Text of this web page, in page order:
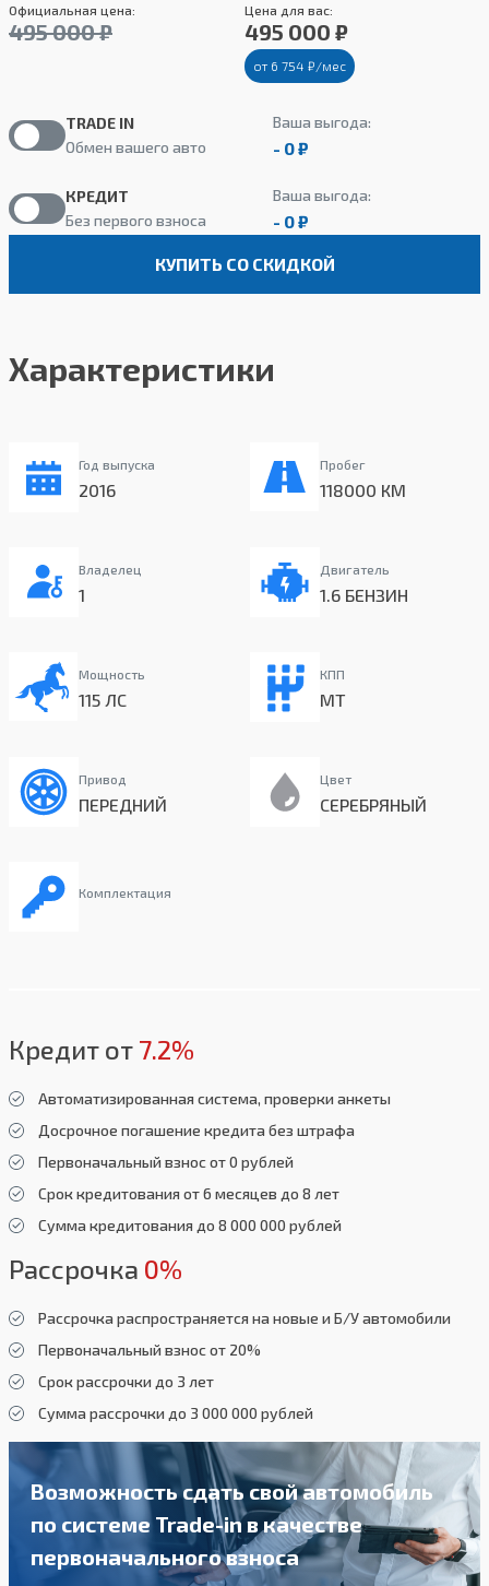
Официальная цена:
495 000 ₽
Цена для вас:
495 000 ₽
от 6 754 ₽/мес
TRADE IN
Обмен вашего авто
Ваша выгода:
- 0 ₽
КРЕДИТ
Без первого взноса
Ваша выгода:
- 0 ₽
КУПИТЬ СО СКИДКОЙ
Характеристики
Год выпуска
2016
Пробег
118000 КМ
Владелец
1
Двигатель
1.6 БЕНЗИН
Мощность
115 ЛС
КПП
MT
Привод
ПЕРЕДНИЙ
Цвет
СЕРЕБРЯНЫЙ
Комплектация
Кредит от 7.2%
Автоматизированная система, проверки анкеты
Досрочное погашение кредита без штрафа
Первоначальный взнос от 0 рублей
Срок кредитования от 6 месяцев до 8 лет
Сумма кредитования до 8 000 000 рублей
Рассрочка 0%
Рассрочка распространяется на новые и Б/У автомобили
Первоначальный взнос от 20%
Срок рассрочки до 3 лет
Сумма рассрочки до 3 000 000 рублей
Возможность сдать свой автомобиль
по системе Trade-in в качестве
первоначального взноса